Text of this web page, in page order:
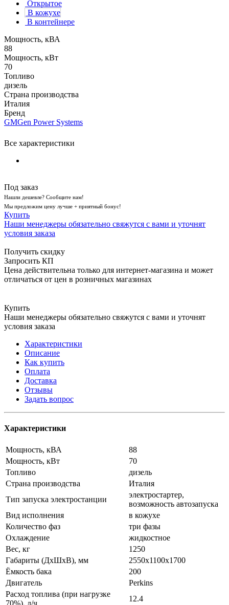
Открытое
В кожухе
В контейнере
Мощность, кВА
88
Мощность, кВт
70
Топливо
дизель
Страна производства
Италия
Бренд
GMGen Power Systems
Все характеристики
Под заказ
Нашли дешевле? Сообщите нам!
Мы предложим цену лучше + приятный бонус!
Купить
Наши менеджеры обязательно свяжутся с вами и уточнят
условия заказа
Получить скидку
Запросить КП
Цена действительна только для интернет-магазина и может
отличаться от цен в розничных магазинах
Купить
Наши менеджеры обязательно свяжутся с вами и уточнят
условия заказа
Характеристики
Описание
Как купить
Оплата
Доставка
Отзывы
Задать вопрос
Характеристики
Мощность, кВА
88
Мощность, кВт
70
Топливо
дизель
Страна производства
Италия
Тип запуска электростанции
электростартер,
возможность автозапуска
Вид исполнения
в кожухе
Количество фаз
три фазы
Охлаждение
жидкостное
Вес, кг
1250
Габариты (ДхШхВ), мм
2550x1100x1700
Ёмкость бака
200
Двигатель
Perkins
Расход топлива (при нагрузке
12.4